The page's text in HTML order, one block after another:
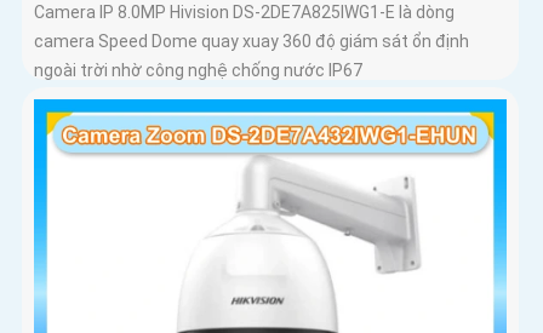
Camera IP 8.0MP Hivision DS-2DE7A825IWG1-E là dòng
camera Speed Dome quay xuay 360 độ giám sát ổn định
ngoài trời nhờ công nghệ chống nước IP67